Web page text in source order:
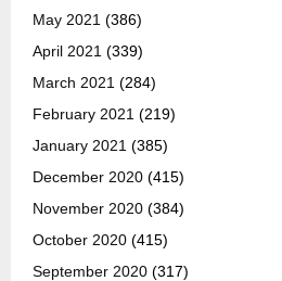
May 2021 (386)
April 2021 (339)
March 2021 (284)
February 2021 (219)
January 2021 (385)
December 2020 (415)
November 2020 (384)
October 2020 (415)
September 2020 (317)